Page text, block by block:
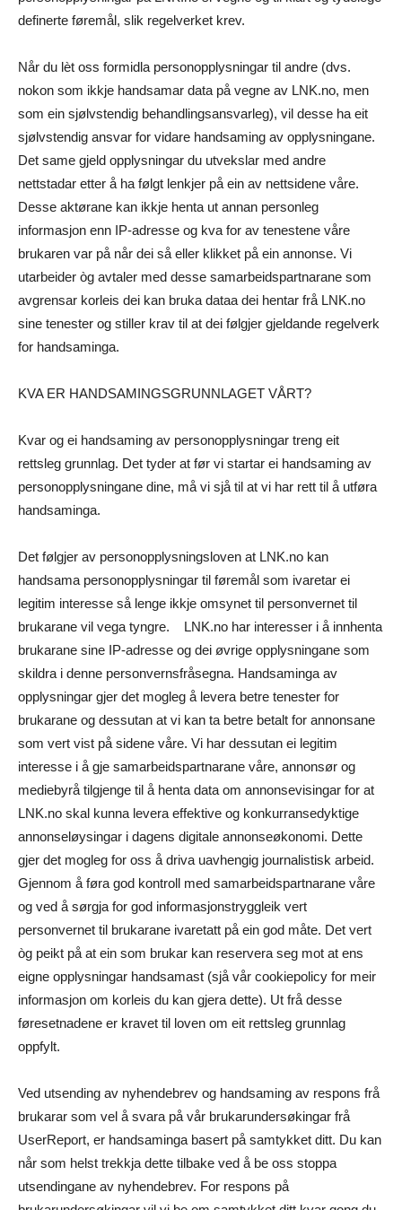
definerte føremål, slik regelverket krev.
Når du lèt oss formidla personopplysningar til andre (dvs.
nokon som ikkje handsamar data på vegne av LNK.no, men
som ein sjølvstendig behandlingsansvarleg), vil desse ha eit
sjølvstendig ansvar for vidare handsaming av opplysningane.
Det same gjeld opplysningar du utvekslar med andre
nettstadar etter å ha følgt lenkjer på ein av nettsidene våre.
Desse aktørane kan ikkje henta ut annan personleg
informasjon enn IP-adresse og kva for av tenestene våre
brukaren var på når dei så eller klikket på ein annonse. Vi
utarbeider òg avtaler med desse samarbeidspartnarane som
avgrensar korleis dei kan bruka dataa dei hentar frå LNK.no
sine tenester og stiller krav til at dei følgjer gjeldande regelverk
for handsaminga.
KVA ER HANDSAMINGSGRUNNLAGET VÅRT?
Kvar og ei handsaming av personopplysningar treng eit
rettsleg grunnlag. Det tyder at før vi startar ei handsaming av
personopplysningane dine, må vi sjå til at vi har rett til å utføra
handsaminga.
Det følgjer av personopplysningsloven at LNK.no kan
handsama personopplysningar til føremål som ivaretar ei
legitim interesse så lenge ikkje omsynet til personvernet til
brukarane vil vega tyngre. LNK.no har interesser i å innhenta
brukarane sine IP-adresse og dei øvrige opplysningane som
skildra i denne personvernsfråsegna. Handsaminga av
opplysningar gjer det mogleg å levera betre tenester for
brukarane og dessutan at vi kan ta betre betalt for annonsane
som vert vist på sidene våre. Vi har dessutan ei legitim
interesse i å gje samarbeidspartnarane våre, annonsør og
mediebyrå tilgjenge til å henta data om annonsevisingar for at
LNK.no skal kunna levera effektive og konkurransedyktige
annonseløysingar i dagens digitale annonseøkonomi. Dette
gjer det mogleg for oss å driva uavhengig journalistisk arbeid.
Gjennom å føra god kontroll med samarbeidspartnarane våre
og ved å sørgja for god informasjonstryggleik vert
personvernet til brukarane ivaretatt på ein god måte. Det vert
òg peikt på at ein som brukar kan reservera seg mot at ens
eigne opplysningar handsamast (sjå vår cookiepolicy for meir
informasjon om korleis du kan gjera dette). Ut frå desse
føresetnadene er kravet til loven om eit rettsleg grunnlag
oppfylt.
Ved utsending av nyhendebrev og handsaming av respons frå
brukarar som vel å svara på vår brukarundersøkingar frå
UserReport, er handsaminga basert på samtykket ditt. Du kan
når som helst trekkja dette tilbake ved å be oss stoppa
utsendingane av nyhendebrev. For respons på